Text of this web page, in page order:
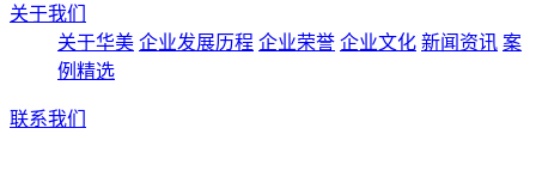
关于我们
关于华美 企业发展历程 企业荣誉 企业文化 新闻资讯 案
例精选
联系我们